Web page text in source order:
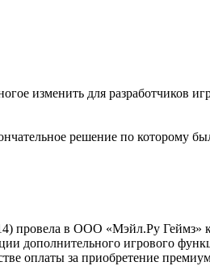
изменить для разработчиков
решение по которому
в ООО «Мэйл.Ру Геймз»
дополнительного игрового
оплаты за приобретение